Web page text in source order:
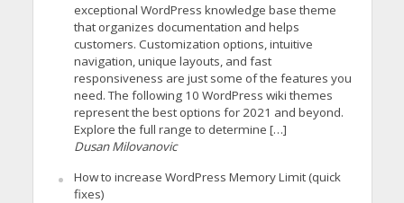
exceptional WordPress knowledge base theme
that organizes documentation and helps
customers. Customization options, intuitive
navigation, unique layouts, and fast
responsiveness are just some of the features you
need. The following 10 WordPress wiki themes
represent the best options for 2021 and beyond.
Explore the full range to determine […]
Dusan Milovanovic
How to increase WordPress Memory Limit (quick
fixes)